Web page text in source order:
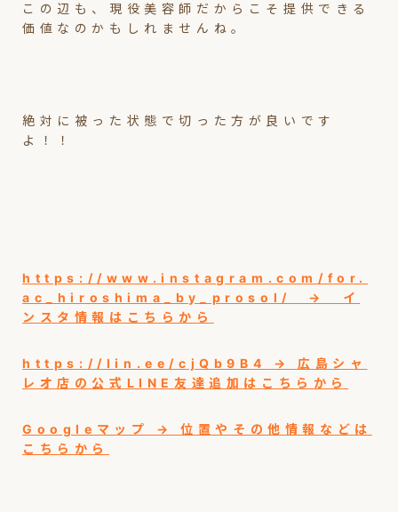
この辺も、現役美容師だからこそ提供できる
価値なのかもしれませんね。
絶対に被った状態で切った方が良いです
よ！！
https://www.instagram.com/for.
ac_hiroshima_by_prosol/ → イ
ンスタ情報はこちらから
https://lin.ee/cjQb9B4 → 広島シャ
レオ店の公式LINE友達追加はこちらから
Googleマップ → 位置やその他情報などは
こちらから